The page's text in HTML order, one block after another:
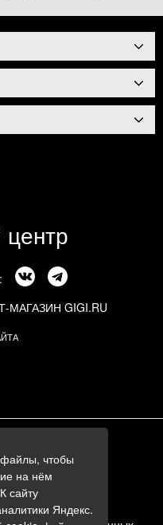
МАГАЗИН GIGI.RU
84-05
84-05
чтобы
на нём
сайту
Яндекс.